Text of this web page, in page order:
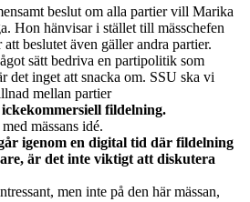
beslut om alla partier vill Marika
Hon hänvisar i stället till mässchefen
beslutet även gäller andra partier.
sätt bedriva en partipolitik som
det inget att snacka om. SSU ska vi
mellan partier
fildelning.
mässans idé.
igenom en digital tid där fildelning
är det inte viktigt att diskutera
men inte på den här mässan,